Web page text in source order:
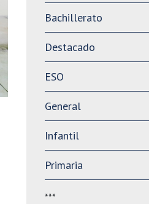
Bachillerato
Destacado
ESO
General
Infantil
Primaria
***